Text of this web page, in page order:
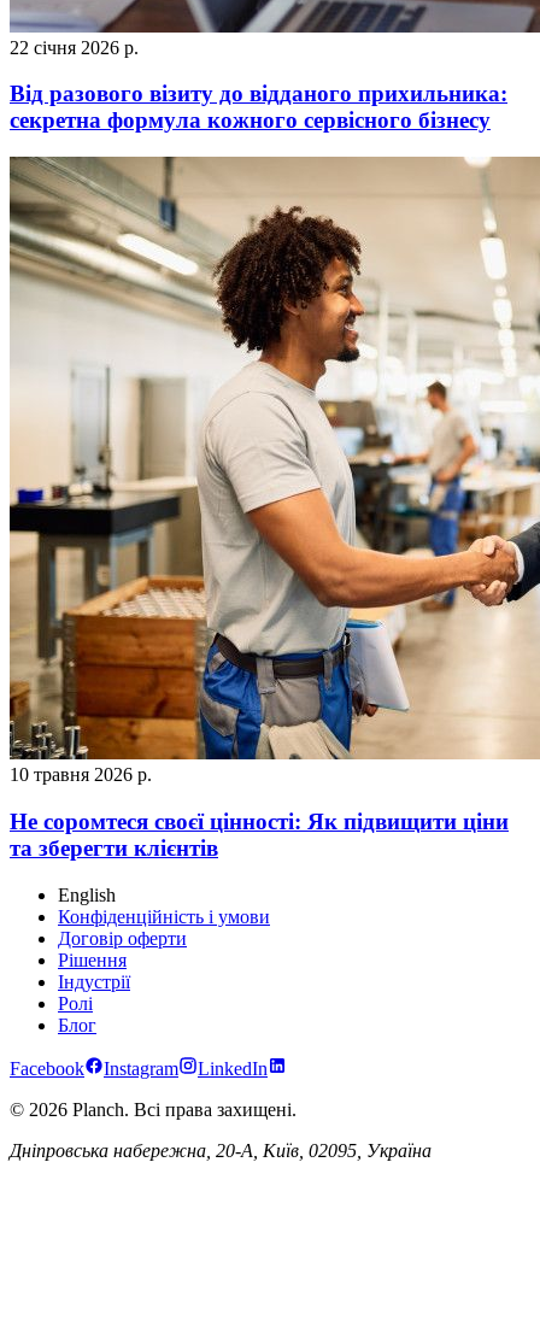
22 січня 2026 р.
Від разового візиту до відданого прихильника:
секретна формула кожного сервісного бізнесу
10 травня 2026 р.
Не соромтеся своєї цінності: Як підвищити ціни
та зберегти клієнтів
English
Конфіденційність і умови
Договір оферти
Рішення
Індустрії
Ролі
Блог
Facebook Instagram
LinkedIn
© 2026 Planch. Всі права захищені.
Дніпровська набережна, 20-А, Київ, 02095, Україна